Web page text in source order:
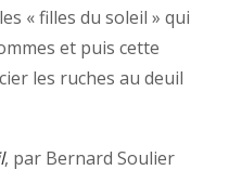
« filles du soleil » qui
et puis cette
les ruches au deuil
, par Bernard Soulier